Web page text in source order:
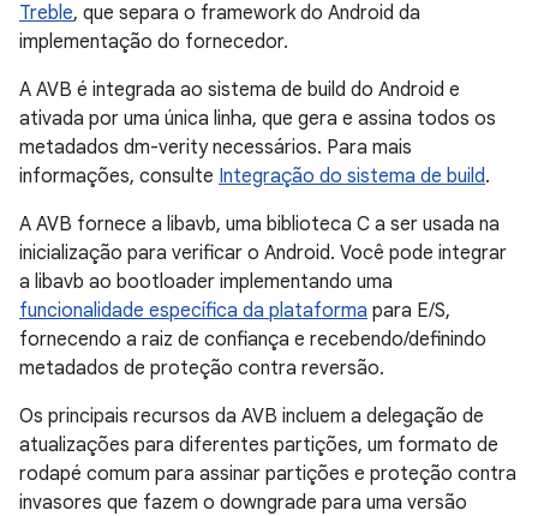
Treble, que separa o framework do Android da
implementação do fornecedor.
A AVB é integrada ao sistema de build do Android e
ativada por uma única linha, que gera e assina todos os
metadados dm-verity necessários. Para mais
informações, consulte Integração do sistema de build.
A AVB fornece a libavb, uma biblioteca C a ser usada na
inicialização para verificar o Android. Você pode integrar
a libavb ao bootloader implementando uma
funcionalidade específica da plataforma para E/S,
fornecendo a raiz de confiança e recebendo/definindo
metadados de proteção contra reversão.
Os principais recursos da AVB incluem a delegação de
atualizações para diferentes partições, um formato de
rodapé comum para assinar partições e proteção contra
invasores que fazem o downgrade para uma versão